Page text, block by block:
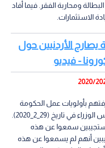
ومحاربة الفقر. فيما أفاد
يصارح الأردنيين حول
- فيديو
بأولويات عمل الحكومة
في العام 2020/2021 التي أطلقها رئيس الوزراء في تاريخ (29_2_2020).
أن (11%) من المستجيبين سمعوا عن هذه
من المستجيبين أنهم لم يسمعوا عن هذه